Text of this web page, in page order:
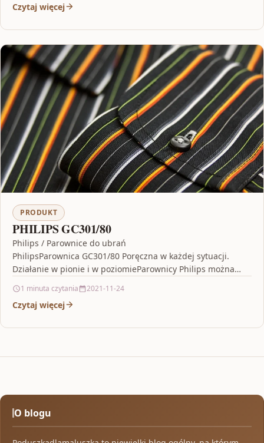
Czytaj więcej
PRODUKT
PHILIPS GC301/80
Philips / Parownice do ubrań
PhilipsParownica GC301/80 Poręczna w każdej sytuacji.
Działanie w pionie i w poziomieParownicy Philips można
1 minuta czytania 2021-11-24
Czytaj więcej
O blogu